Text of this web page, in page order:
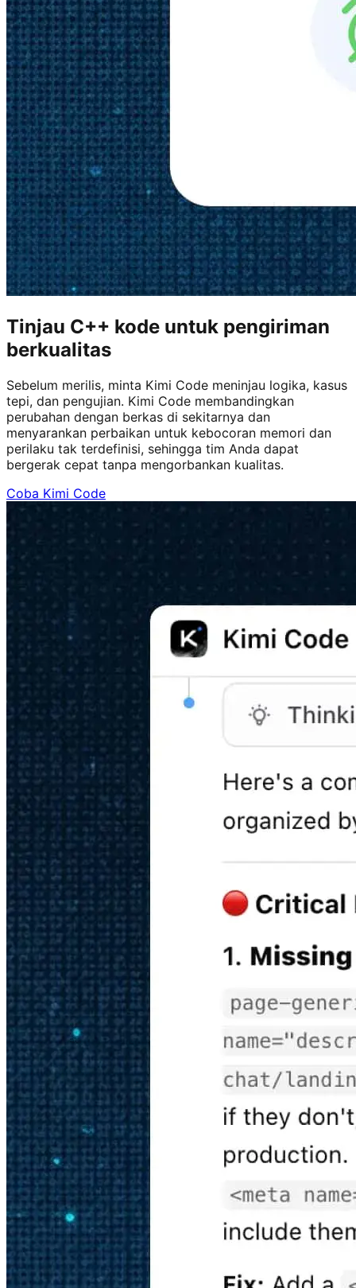
Tinjau C++ kode untuk pengiriman
berkualitas
Sebelum merilis, minta Kimi Code meninjau logika, kasus
tepi, dan pengujian. Kimi Code membandingkan
perubahan dengan berkas di sekitarnya dan
menyarankan perbaikan untuk kebocoran memori dan
perilaku tak terdefinisi, sehingga tim Anda dapat
bergerak cepat tanpa mengorbankan kualitas.
Coba Kimi Code